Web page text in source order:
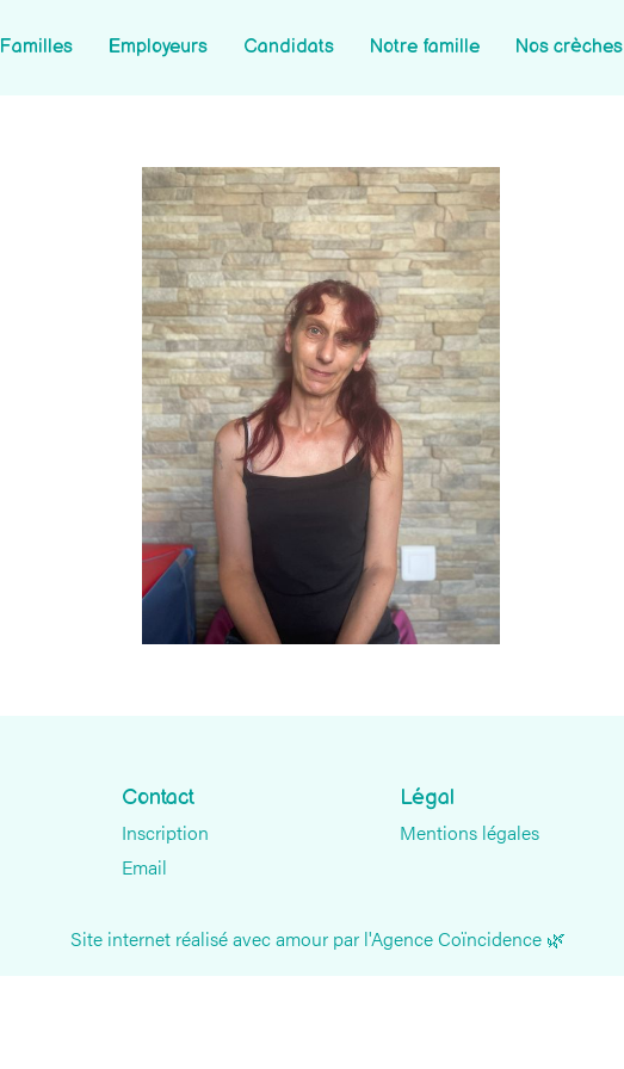
Familles Employeurs Candidats Notre famille Nos crèches
Contact
Inscription
Email
Légal
Mentions légales
Site internet réalisé avec amour par l'Agence Coïncidence 🌿